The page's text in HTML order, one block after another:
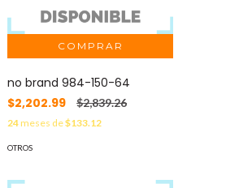
no brand 984-150-64
$2,202.99
$2,839.26
24meses de$133.12
OTROS